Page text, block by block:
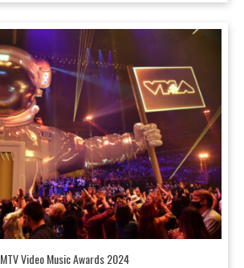
MTV Video Music Awards 2024